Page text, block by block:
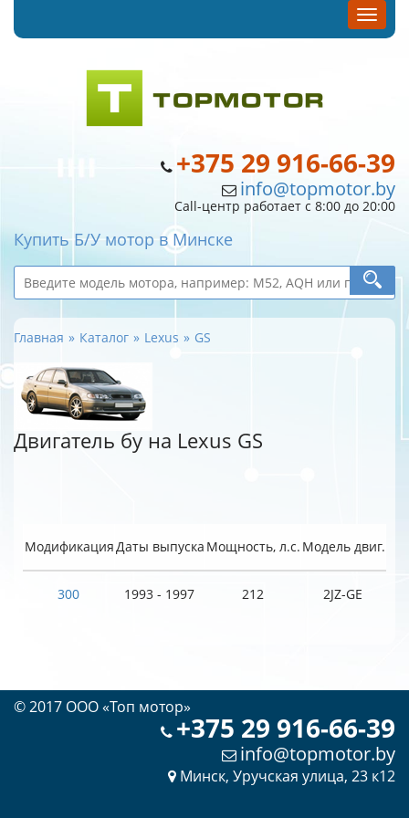
+375 29 916-66-39
info@topmotor.by
Call-центр работает с 8:00 до 20:00
Купить Б/У мотор в Минске
Главная Каталог Lexus GS
Двигатель бу на Lexus GS
МодификацияДаты выпуска Мощность, л.с. Модель двиг.
300 1993 - 1997 212 2JZ-GE
© 2017 OOO «Топ мотор»
+375 29 916-66-39
info@topmotor.by
Минск, Уручская улица, 23 к12